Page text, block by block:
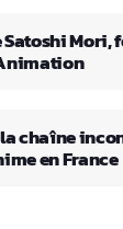
Satoshi
chaîne
en France